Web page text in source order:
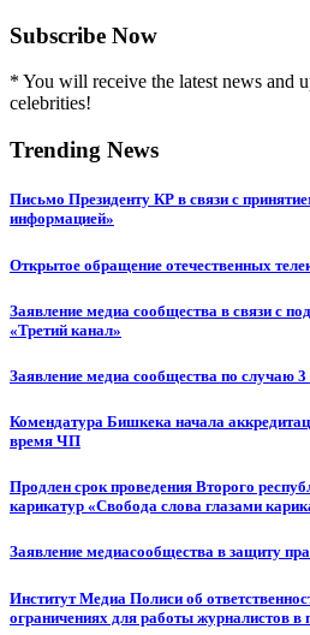
Subscribe Now
* You will receive the latest news and
celebrities!
Trending News
Письмо Президенту КР в связи с
информацией»
Открытое обращение отечественных
Заявление медиа сообщества в связи с
«Третий канал»
Заявление медиа сообщества по случаю
Комендатура Бишкека начала
время ЧП
Продлен срок проведения Второго
карикатур «Свобода слова глазами
Заявление медиасообщества в защиту
Институт Медиа Полиси об
ограничениях для работы журналистов